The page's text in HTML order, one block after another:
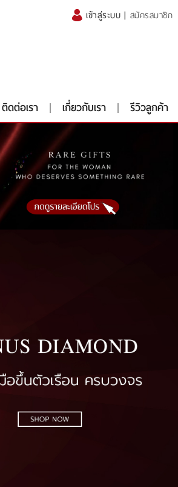
เข้าสู่ระบบ | สมัครสมาชิก
ติดต่อเรา เกี่ยวกับเรา รีวิวลูกค้า